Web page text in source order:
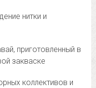
нитки и
приготовленный в
закваске
коллективов и